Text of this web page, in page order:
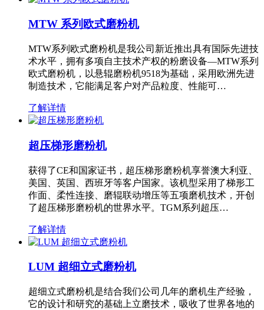
MTW 系列欧式磨粉机
MTW系列欧式磨粉机是我公司新近推出具有国际先进技
术水平，拥有多项自主技术产权的粉磨设备—MTW系列
欧式磨粉机，以悬辊磨粉机9518为基础，采用欧洲先进
制造技术，它能满足客户对产品粒度、性能可…
了解详情
超压梯形磨粉机
获得了CE和国家证书，超压梯形磨粉机享誉澳大利亚、
美国、英国、西班牙等客户国家。该机型采用了梯形工
作面、柔性连接、磨辊联动增压等五项磨机技术，开创
了超压梯形磨粉机的世界水平。TGM系列超压…
了解详情
LUM 超细立式磨粉机
超细立式磨粉机是结合我们公司几年的磨机生产经验，
它的设计和研究的基础上立磨技术，吸收了世界各地的